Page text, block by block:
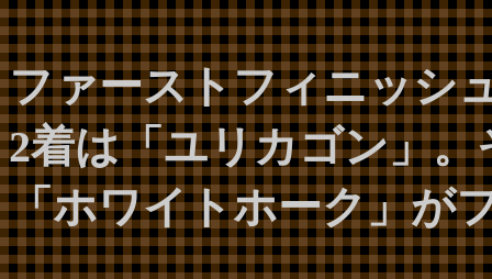
ファーストフィニッシ
2着は「ユリカゴン」
「ホワイトホーク」が